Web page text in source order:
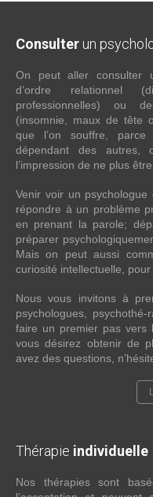
Consulter un
On peut aller consulter
d’ordre relationnel
professionnelles) ou
(insomnie, maux de tête
que l’on souffre, parce
dépendant des autres,
l’impression de ne plus
Venir voir un
répondre à un problème
en prenant la parole;
préparer
Mais on peut aussi
curiosité intellectuelle,
Nous vous invitons à
psychologues,
faire un premier pas vers
vous désirez obtenir de
avez des questions,
Thérapie individuelle
Nos thérapies sont